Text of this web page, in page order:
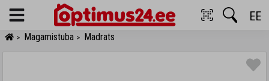
Menu EE
> Magamistuba > Madrats